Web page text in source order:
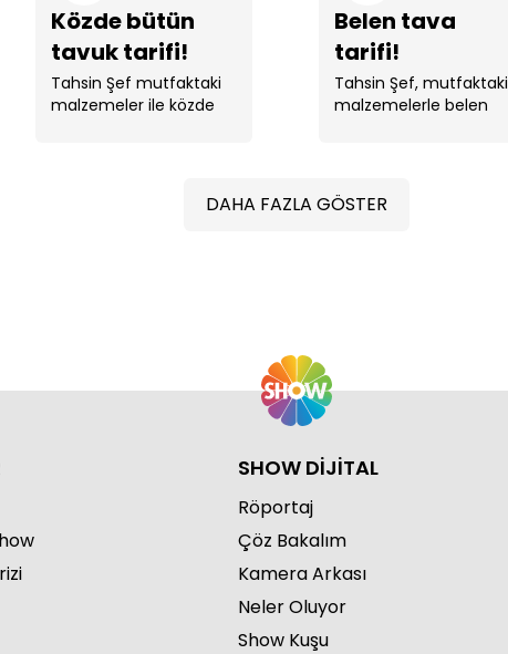
Közde bütün
tavuk tarifi!
Tahsin Şef mutfaktaki
malzemeler ile közde
Belen tava
tarifi!
Tahsin Şef, mutfaktaki
malzemelerle belen
DAHA FAZLA GÖSTER
SHOW DİJİTAL
Röportaj
Çöz Bakalım
Kamera Arkası
Neler Oluyor
Show Kuşu